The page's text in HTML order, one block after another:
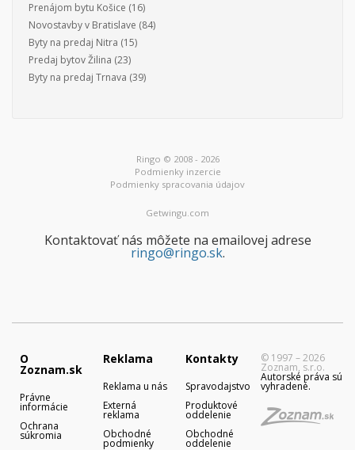
Prenájom bytu Košice (16)
Novostavby v Bratislave (84)
Byty na predaj Nitra (15)
Predaj bytov Žilina (23)
Byty na predaj Trnava (39)
Ringo © 2008 - 2026
Podmienky inzercie
Podmienky spracovania údajov
Getwingu.com
Kontaktovať nás môžete na emailovej adrese
ringo@ringo.sk.
O
Zoznam.sk
Právne
informácie
Ochrana
súkromia
Reklama
Reklama u nás
Externá
reklama
Obchodné
podmienky
Kontakty
Spravodajstvo
Produktové
oddelenie
Obchodné
oddelenie
© 1997 – 2026
Zoznam, s.r.o.
Autorské práva sú
vyhradené.